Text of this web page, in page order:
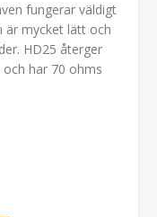
fungerar väldigt
är mycket lätt och
HD25 återger
har 70 ohms